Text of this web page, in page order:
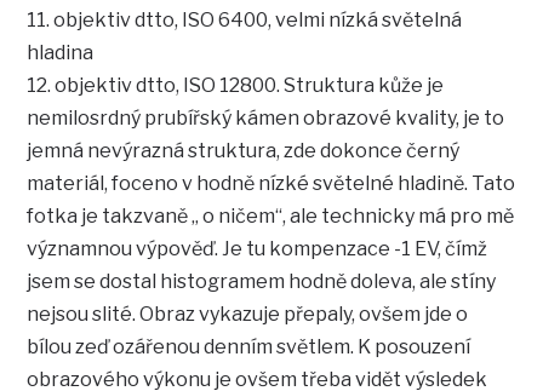
11. objektiv dtto, ISO 6400, velmi nízká světelná
hladina
12. objektiv dtto, ISO 12800. Struktura kůže je
nemilosrdný prubířský kámen obrazové kvality, je to
jemná nevýrazná struktura, zde dokonce černý
materiál, foceno v hodně nízké světelné hladině. Tato
fotka je takzvaně „ o ničem“, ale technicky má pro mě
významnou výpověď. Je tu kompenzace -1 EV, čímž
jsem se dostal histogramem hodně doleva, ale stíny
nejsou slité. Obraz vykazuje přepaly, ovšem jde o
bílou zeď ozářenou denním světlem. K posouzení
obrazového výkonu je ovšem třeba vidět výsledek